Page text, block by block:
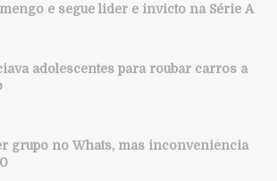
e segue lider e invicto na Série A
adolescentes para roubar carros a
grupo no Whats, mas inconveniência